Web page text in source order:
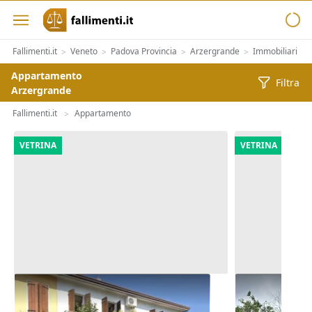
Fallimenti.it > Veneto > Padova Provincia > Arzergrande > Immobiliari
Appartamento
Arzergrande
Filtra
Fallimenti.it > Appartamento
VETRINA
Asta Abitazione cielo terra con
cortile e cantina
VETRINA
Asta Quota
villetta